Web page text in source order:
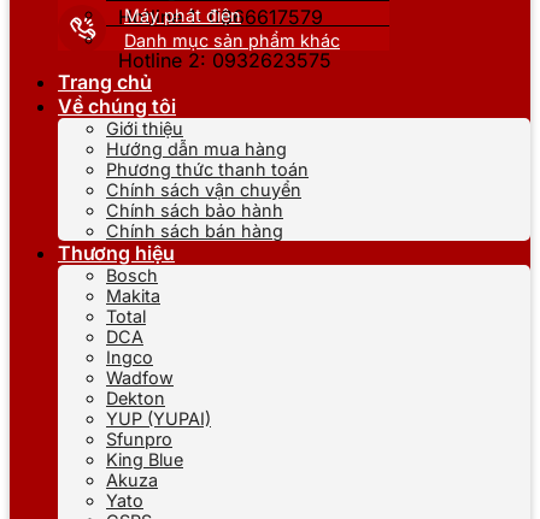
Hotline 1: 0866617579
Hotline 2: 0932623575
Máy phát điện
Danh mục sản phẩm khác
Trang chủ
Về chúng tôi
Giới thiệu
Hướng dẫn mua hàng
Phương thức thanh toán
Chính sách vận chuyển
Chính sách bảo hành
Chính sách bán hàng
Thương hiệu
Bosch
Makita
Total
DCA
Ingco
Wadfow
Dekton
YUP (YUPAI)
Sfunpro
King Blue
Akuza
Yato